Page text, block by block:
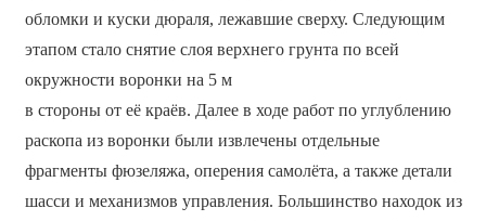
обломки и куски дюраля, лежавшие сверху. Следующим
этапом стало снятие слоя верхнего грунта по всей
окружности воронки на 5 м
в стороны от её краёв. Далее в ходе работ по углублению
раскопа из воронки были извлечены отдельные
фрагменты фюзеляжа, оперения самолёта, а также детали
шасси и механизмов управления. Большинство находок из